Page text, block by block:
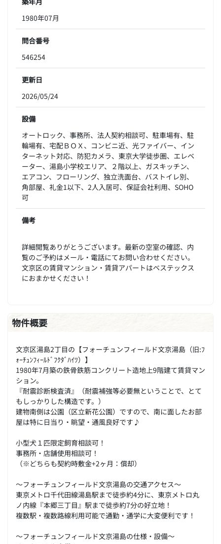
1980年07月
問合番号
546254
更新日
2026/05/24
設備
オートロック、事務所、法人契約相談可、駐車場有、駐
輪場有、宅配ＢＯＸ、コンビニ近、光ファイバー、イン
ターネット対応、防犯カメラ、東京大学徒歩圏、エレベ
ーター、湯島小学校エリア、２階以上、ガスキッチン、
エアコン、フローリング、独立洗面台、バストイレ別、
角部屋、礼金1以下、2人入居可、保証会社利用、SOHO
可
備考
詳細閲覧ありがとうございます。最新の空室の確認、内
覧のご予約はメール・電話にてお問い合わせください。
文京区の賃貸マンション・賃貸アパートはベステックス
におまかせください！
物件概要
文京区湯島2丁目の【フォーチュンフィールド文京湯島（旧:ﾌ
ｫｰﾁｭﾝﾌｨｰﾙﾄﾞﾌｸﾀﾞﾊｲﾂ）】
1980年7月築の鉄骨鉄筋コンクリート造地上9階建て賃貸マン
ション。
『耐震診断検査済』（耐震補強等必要無ということで、とて
もしっかりした構造です。）
建物南側は公園（区立新花公園）ですので、南に面したお部
屋は特に日当り・眺望・通風良好です♪
小型犬１匹限定飼育相談可！
事務所・店舗使用相談可！
（※どちらも契約時敷金+2ヶ月：償却）
～フォーチュンフィールド文京湯島の交通アクセス～
東京メトロ千代田線湯島駅まで徒歩約4分に、東京メトロ丸
ノ内線『本郷三丁目』駅まで徒歩約7分の好立地！
複数駅・複数路線利用可能で通勤・通学に大変便利です！
～フォーチュンフィールド文京湯島の仕様・設備～